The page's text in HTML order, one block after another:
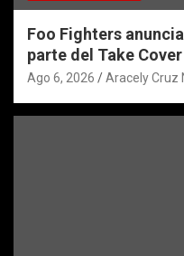
Foo Fighters
parte del Take
Ago 6, 2026 Aracely Cruz